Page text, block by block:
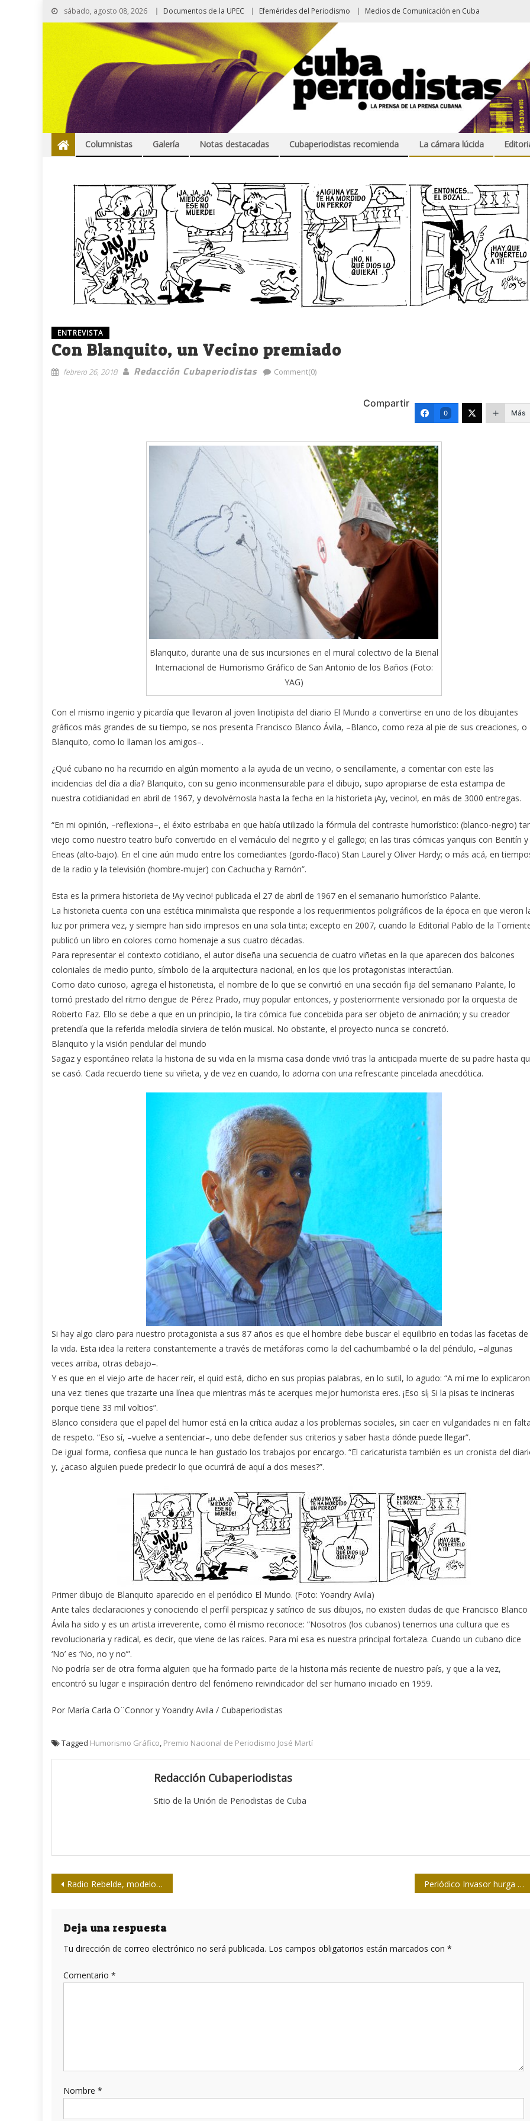
sábado, agosto 08, 2026 Documentos de la UPEC Efemérides del Periodismo Medios de Comunicación en Cuba
Columnistas Galería Notas destacadas Cubaperiodistas recomienda La cámara lúcida
ENTREVISTA
Con Blanquito, un Vecino premiado
febrero 26, 2018 Redacción Cubaperiodistas Comment(0)
Compartir
0 Más
Blanquito, durante una de sus incursiones en el mural colectivo de la Bienal
Internacional de Humorismo Gráfico de San Antonio de los Baños (Foto:
YAG)
Con el mismo ingenio y picardía que llevaron al joven linotipista del diario El Mundo a convertirse en uno de los dibujantes
gráficos más grandes de su tiempo, se nos presenta Francisco Blanco Ávila, –Blanco, como reza al pie de sus creaciones, o
Blanquito, como lo llaman los amigos–.
¿Qué cubano no ha recurrido en algún momento a la ayuda de un vecino, o sencillamente, a comentar con este las
incidencias del día a día? Blanquito, con su genio inconmensurable para el dibujo, supo apropiarse de esta estampa de
nuestra cotidianidad en abril de 1967, y devolvérnosla hasta la fecha en la historieta ¡Ay, vecino!, en más de 3000 entregas.
“En mi opinión, –reflexiona–, el éxito estribaba en que había utilizado la fórmula del contraste humorístico: (blanco-negro)
viejo como nuestro teatro bufo convertido en el vernáculo del negrito y el gallego; en las tiras cómicas yanquis con Benitín y
Eneas (alto-bajo). En el cine aún mudo entre los comediantes (gordo-flaco) Stan Laurel y Oliver Hardy; o más acá, en
de la radio y la televisión (hombre-mujer) con Cachucha y Ramón”.
Esta es la primera historieta de !Ay vecino! publicada el 27 de abril de 1967 en el semanario humorístico Palante.
La historieta cuenta con una estética minimalista que responde a los requerimientos poligráficos de la época en que vieron
luz por primera vez, y siempre han sido impresos en una sola tinta; excepto en 2007, cuando la Editorial Pablo de la
publicó un libro en colores como homenaje a sus cuatro décadas.
Para representar el contexto cotidiano, el autor diseña una secuencia de cuatro viñetas en la que aparecen dos balcones
coloniales de medio punto, símbolo de la arquitectura nacional, en los que los protagonistas interactúan.
Como dato curioso, agrega el historietista, el nombre de lo que se convirtió en una sección fija del semanario Palante, lo
tomó prestado del ritmo dengue de Pérez Prado, muy popular entonces, y posteriormente versionado por la orquesta de
Roberto Faz. Ello se debe a que en un principio, la tira cómica fue concebida para ser objeto de animación; y su creador
pretendía que la referida melodía sirviera de telón musical. No obstante, el proyecto nunca se concretó.
Blanquito y la visión pendular del mundo
Sagaz y espontáneo relata la historia de su vida en la misma casa donde vivió tras la anticipada muerte de su padre hasta
se casó. Cada recuerdo tiene su viñeta, y de vez en cuando, lo adorna con una refrescante pincelada anecdótica.
Si hay algo claro para nuestro protagonista a sus 87 años es que el hombre debe buscar el equilibrio en todas las facetas de
la vida. Esta idea la reitera constantemente a través de metáforas como la del cachumbambé o la del péndulo, –algunas
veces arriba, otras debajo–.
Y es que en el viejo arte de hacer reír, el quid está, dicho en sus propias palabras, en lo sutil, lo agudo: “A mí me lo explicaron
una vez: tienes que trazarte una línea que mientras más te acerques mejor humorista eres. ¡Eso sí¡ Si la pisas te incineras
porque tiene 33 mil voltios”.
Blanco considera que el papel del humor está en la crítica audaz a los problemas sociales, sin caer en vulgaridades ni en
de respeto. “Eso sí, –vuelve a sentenciar–, uno debe defender sus criterios y saber hasta dónde puede llegar”.
De igual forma, confiesa que nunca le han gustado los trabajos por encargo. “El caricaturista también es un cronista del
y, ¿acaso alguien puede predecir lo que ocurrirá de aquí a dos meses?”.
Primer dibujo de Blanquito aparecido en el periódico El Mundo. (Foto: Yoandry Avila)
Ante tales declaraciones y conociendo el perfil perspicaz y satírico de sus dibujos, no existen dudas de que Francisco Blanco
Ávila ha sido y es un artista irreverente, como él mismo reconoce: “Nosotros (los cubanos) tenemos una cultura que es
revolucionaria y radical, es decir, que viene de las raíces. Para mí esa es nuestra principal fortaleza. Cuando un cubano dice
‘No’ es ‘No, no y no’”.
No podría ser de otra forma alguien que ha formado parte de la historia más reciente de nuestro país, y que a la vez,
encontró su lugar e inspiración dentro del fenómeno reivindicador del ser humano iniciado en 1959.
Por María Carla O¨Connor y Yoandry Avila / Cubaperiodistas
Tagged Humorismo Gráfico, Premio Nacional de Periodismo José Martí
Redacción Cubaperiodistas
Sitio de la Unión de Periodistas de Cuba
Navegación
entradas
Radio Rebelde, modelo revolucionario de comunicación Periódico Invasor hurga hacia adentro
Deja una respuesta
Tu dirección de correo electrónico no será publicada. Los campos obligatorios están marcados con *
Comentario *
Nombre *